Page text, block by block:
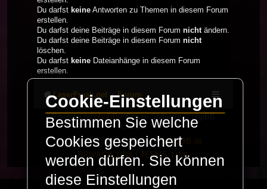
Du darfst keine Antworten zu Themen in diesem Forum
erstellen.
Du darfst deine Beiträge in diesem Forum nichtändern.
Du darfst deine Beiträge in diesem Forum nicht
löschen.
Du darfst keine Dateianhänge in diesem Forum
erstellen.
LaserFreak.net Forum
Powered by phpBB
® Forum Software © phpBB
Limited
Deutsche Übersetzung durchphpBB.de
PRIVACY_LINK
TERMS_LINK
Cookie-Einstellungen
Bestimmen Sie welche
Cookies gespeichert
werden dürfen. Sie können
diese Einstellungen